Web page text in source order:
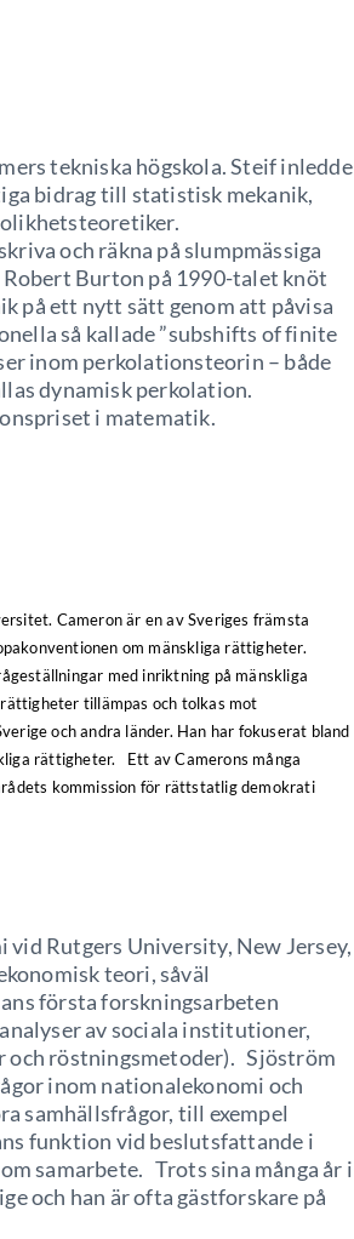
tekniska högskola. Steif inledde
bidrag till statistisk mekanik,
och räkna på slumpmässiga
Burton på 1990-talet knöt
på ett nytt sätt genom att påvisa
så kallade ”subshifts of finite
inom perkolationsteorin – både
dynamisk perkolation.
i matematik.
Cameron är en av Sveriges främsta
om mänskliga rättigheter.
med inriktning på mänskliga
tillämpas och tolkas mot
och andra länder. Han har fokuserat bland
rättigheter.
Ett av Camerons många
kommission för rättstatlig demokrati
Rutgers University, New Jersey,
teori, såväl
första forskningsarbeten
av sociala institutioner,
och röstningsmetoder). Sjöström
inom nationalekonomi och
samhällsfrågor, till exempel
funktion vid beslutsfattande i
samarbete. Trots sina många år i
och han är ofta gästforskare på